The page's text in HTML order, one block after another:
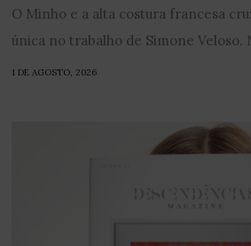
O Minho e a alta costura francesa
única no trabalho de Simone Veloso.
1 DE AGOSTO, 2026